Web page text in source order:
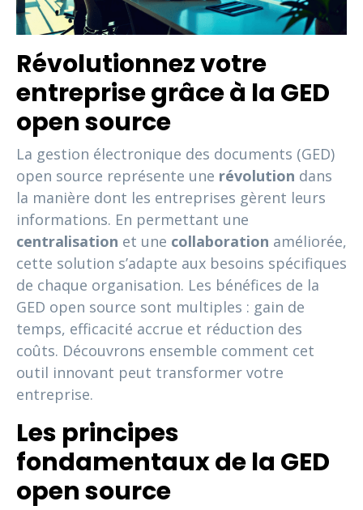
Révolutionnez votre
entreprise grâce à la GED
open source
La gestion électronique des documents (GED)
open source représente une révolution dans
la manière dont les entreprises gèrent leurs
informations. En permettant une
centralisation et une collaboration améliorée,
cette solution s’adapte aux besoins spécifiques
de chaque organisation. Les bénéfices de la
GED open source sont multiples : gain de
temps, efficacité accrue et réduction des
coûts. Découvrons ensemble comment cet
outil innovant peut transformer votre
entreprise.
Les principes
fondamentaux de la GED
open source